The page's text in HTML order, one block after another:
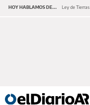
HOY HABLAMOS DE... Ley de Tierras